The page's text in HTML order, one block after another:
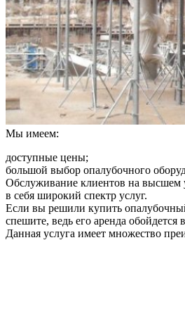
Мы имеем:
доступные цены;
большой выбор опалубочного
Обслуживание клиентов на высшем
в себя широкий спектр услуг.
Если вы решили купить
спешите, ведь его аренда обойдется
Данная услуга имеет множество